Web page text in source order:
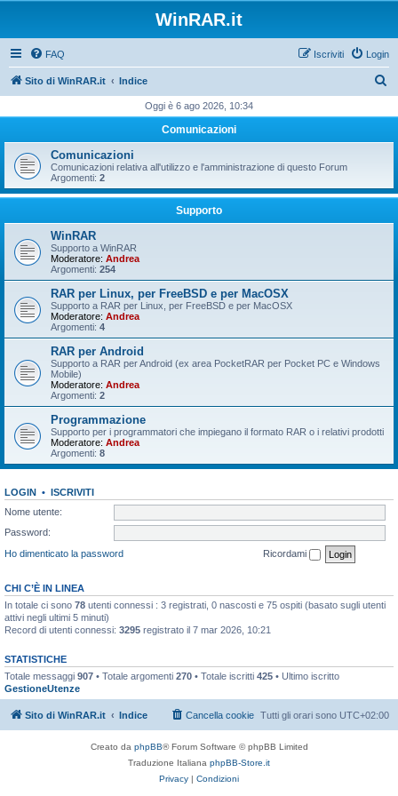
WinRAR.it
FAQ Login
Iscriviti
Sito di WinRAR.it Indice
c
Oggi è 6 ago 2026, 10:34
Comunicazioni
Comunicazioni
Comunicazioni relativa all'utilizzo e l'amministrazione di questo Forum
Argomenti: 2
Supporto
WinRAR
Supporto a WinRAR
Moderatore: Andrea
Argomenti: 254
RAR per Linux, per FreeBSD e per MacOSX
Supporto a RAR per Linux, per FreeBSD e per MacOSX
Moderatore: Andrea
Argomenti: 4
RAR per Android
Supporto a RAR per Android (ex area PocketRAR per Pocket PC e Windows
Mobile)
Moderatore: Andrea
Argomenti: 2
Programmazione
Supporto per i programmatori che impiegano il formato RAR o i relativi prodotti
Moderatore: Andrea
Argomenti: 8
LOGIN • ISCRIVITI
Nome utente:
Password:
Ho dimenticato la password
Ricordami
CHI C’È IN LINEA
In totale ci sono 78 utenti connessi : 3 registrati, 0 nascosti e 75 ospiti (basato sugli utenti
attivi negli ultimi 5 minuti)
Record di utenti connessi: 3295 registrato il 7 mar 2026, 10:21
STATISTICHE
Totale messaggi 907 • Totale argomenti 270 • Totale iscritti 425 • Ultimo iscritto
GestioneUtenze
Sito di WinRAR.it Indice Tutti gli orari sono UTC+02:00
Cancella cookie
Creato da phpBB® Forum Software © phpBB Limited
Traduzione Italiana phpBB-Store.it
Privacy | Condizioni